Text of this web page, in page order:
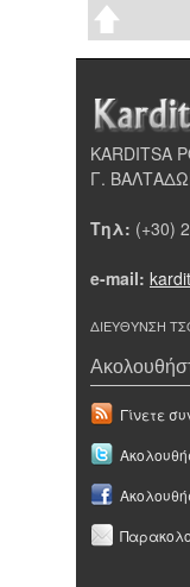
KARDITSA
Γ.
Τηλ: (+30)
e-mail:
ΔΙΕΥΘΥΝΣΗ
Γίνετε